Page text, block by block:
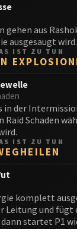
gehen aus
ausgesaugt wird.
IST ZU TUN
in der
Schaden
IST ZU TUN
komplett
Leitung und fügt
startet P1